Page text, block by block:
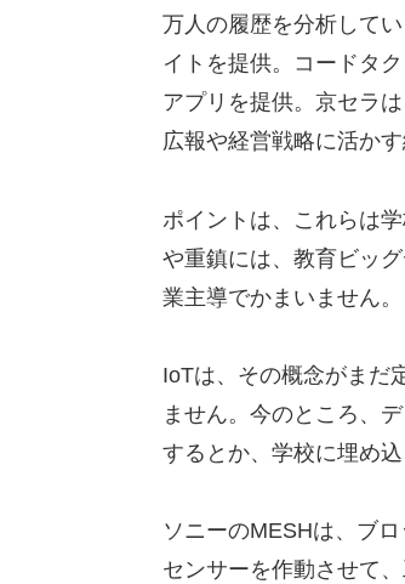
万人の履歴を分析して
イトを提供。コードタ
アプリを提供。京セラ
広報や経営戦略に活か
ポイントは、これらは
や重鎮には、教育ビッ
業主導でかまいません。
IoTは、その概念がまだ
ません。今のところ、
するとか、学校に埋め
ソニーのMESHは、ブ
センサーを作動させて